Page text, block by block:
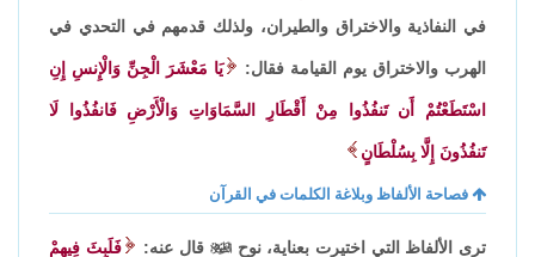
في النفاذية والاختراق والطيران، ولذلك قدمهم في التحدي في
الهرب والاختراق يوم القيامة فقال: يَا مَعْشَرَ الْجِنِّ وَالْإِنسِ إِنِ
اسْتَطَعْتُمْ أَن تَنفُذُوا مِنْ أَقْطَارِ السَّمَاوَاتِ وَالْأَرْضِ فَانفُذُوا لَا
تَنفُذُونَ إِلَّا بِسُلْطَانٍ
فصاحة الألفاظ وبلاغة الكلمات في القرآن
ترى الألفاظ التي اختيرت بعناية، نوح قال عنه: فَلَبِثَ فِيهِمْ